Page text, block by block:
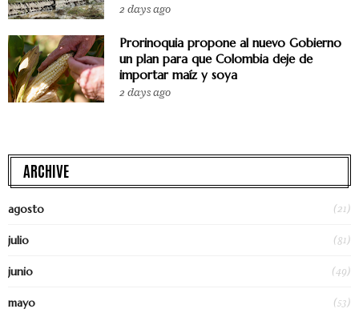
2 days ago
Prorinoquia propone al nuevo Gobierno
un plan para que Colombia deje de
importar maíz y soya
2 days ago
ARCHIVE
agosto (21)
julio (81)
junio (49)
mayo (53)